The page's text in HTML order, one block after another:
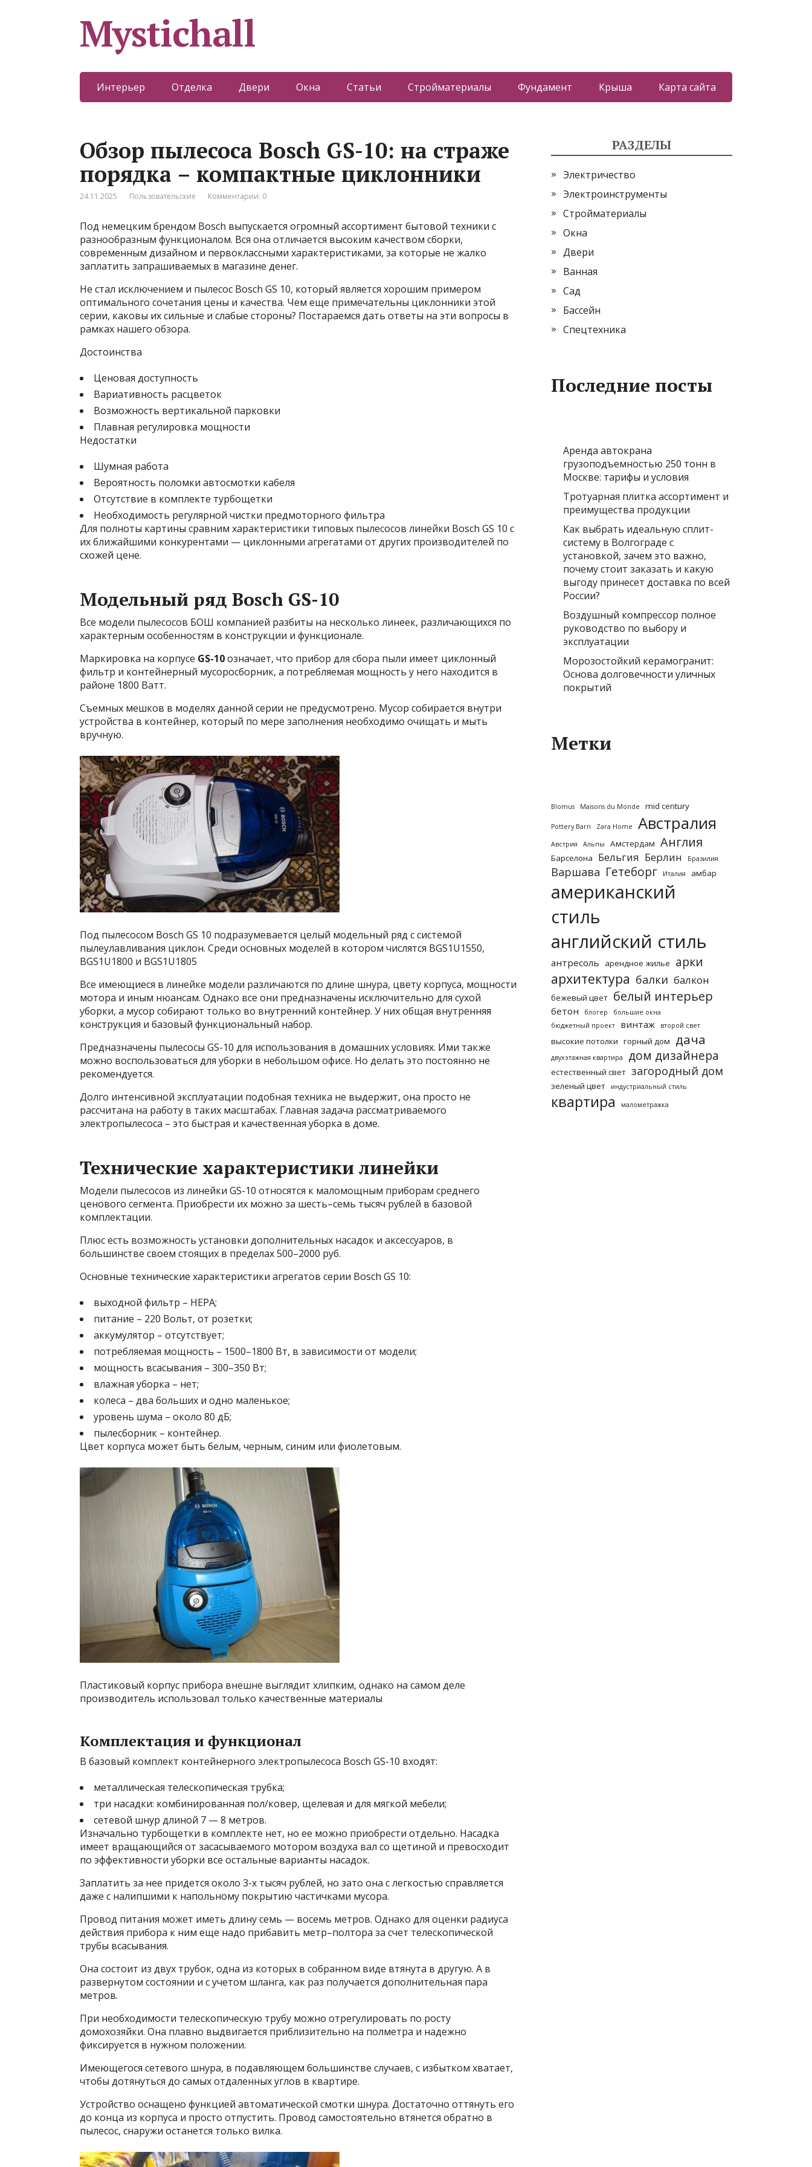
Mystichall
Интерьер Отделка Двери Окна Статьи Стройматериалы Фундамент Крыша Карта сайта
Обзор пылесоса Bosch GS-10: на страже
порядка – компактные циклонники
24.11.2025 Пользовательские Комментарии: 0
Под немецким брендом Bosch выпускается огромный ассортимент бытовой техники с
разнообразным функционалом. Вся она отличается высоким качеством сборки,
современным дизайном и первоклассными характеристиками, за которые не жалко
заплатить запрашиваемых в магазине денег.
Не стал исключением и пылесос Bosch GS 10, который является хорошим примером
оптимального сочетания цены и качества. Чем еще примечательны циклонники этой
серии, каковы их сильные и слабые стороны? Постараемся дать ответы на эти вопросы в
рамках нашего обзора.
Достоинства
Ценовая доступность
Вариативность расцветок
Возможность вертикальной парковки
Плавная регулировка мощности
Недостатки
Шумная работа
Вероятность поломки автосмотки кабеля
Отсутствие в комплекте турбощетки
Необходимость регулярной чистки предмоторного фильтра
Для полноты картины сравним характеристики типовых пылесосов линейки Bosch GS 10 с
их ближайшими конкурентами — циклонными агрегатами от других производителей по
схожей цене.
Модельный ряд Bosch GS-10
Все модели пылесосов БОШ компанией разбиты на несколько линеек, различающихся по
характерным особенностям в конструкции и функционале.
Маркировка на корпусе GS-10означает, что прибор для сбора пыли имеет циклонный
фильтр и контейнерный мусоросборник, а потребляемая мощность у него находится в
районе 1800 Ватт.
Съемных мешков в моделях данной серии не предусмотрено. Мусор собирается внутри
устройства в контейнер, который по мере заполнения необходимо очищать и мыть
вручную.
Под пылесосом Bosch GS 10 подразумевается целый модельный ряд с системой
пылеулавливания циклон. Среди основных моделей в котором числятся BGS1U1550,
BGS1U1800 и BGS1U1805
Все имеющиеся в линейке модели различаются по длине шнура, цвету корпуса, мощности
мотора и иным нюансам. Однако все они предназначены исключительно для сухой
уборки, а мусор собирают только во внутренний контейнер. У них общая внутренняя
конструкция и базовый функциональный набор.
Предназначены пылесосы GS-10 для использования в домашних условиях. Ими также
можно воспользоваться для уборки в небольшом офисе. Но делать это постоянно не
рекомендуется.
Долго интенсивной эксплуатации подобная техника не выдержит, она просто не
рассчитана на работу в таких масштабах. Главная задача рассматриваемого
электропылесоса – это быстрая и качественная уборка в доме.
Технические характеристики линейки
Модели пылесосов из линейки GS-10 относятся к маломощным приборам среднего
ценового сегмента. Приобрести их можно за шесть–семь тысяч рублей в базовой
комплектации.
Плюс есть возможность установки дополнительных насадок и аксессуаров, в
большинстве своем стоящих в пределах 500–2000 руб.
Основные технические характеристики агрегатов серии Bosch GS 10:
выходной фильтр – HEPA;
питание – 220 Вольт, от розетки;
аккумулятор – отсутствует;
потребляемая мощность – 1500–1800 Вт, в зависимости от модели;
мощность всасывания – 300–350 Вт;
влажная уборка – нет;
колеса – два больших и одно маленькое;
уровень шума – около 80 дБ;
пылесборник – контейнер.
Цвет корпуса может быть белым, черным, синим или фиолетовым.
Пластиковый корпус прибора внешне выглядит хлипким, однако на самом деле
производитель использовал только качественные материалы
Комплектация и функционал
В базовый комплект контейнерного электропылесоса Bosch GS-10 входят:
металлическая телескопическая трубка;
три насадки: комбинированная пол/ковер, щелевая и для мягкой мебели;
сетевой шнур длиной 7 — 8 метров.
Изначально турбощетки в комплекте нет, но ее можно приобрести отдельно. Насадка
имеет вращающийся от засасываемого мотором воздуха вал со щетиной и превосходит
по эффективности уборки все остальные варианты насадок.
Заплатить за нее придется около 3-х тысяч рублей, но зато она с легкостью справляется
даже с налипшими к напольному покрытию частичками мусора.
Провод питания может иметь длину семь — восемь метров. Однако для оценки радиуса
действия прибора к ним еще надо прибавить метр–полтора за счет телескопической
трубы всасывания.
Она состоит из двух трубок, одна из которых в собранном виде втянута в другую. А в
развернутом состоянии и с учетом шланга, как раз получается дополнительная пара
метров.
При необходимости телескопическую трубу можно отрегулировать по росту
домохозяйки. Она плавно выдвигается приблизительно на полметра и надежно
фиксируется в нужном положении.
Имеющегося сетевого шнура, в подавляющем большинстве случаев, с избытком хватает,
чтобы дотянуться до самых отдаленных углов в квартире.
Устройство оснащено функцией автоматической смотки шнура. Достаточно оттянуть его
до конца из корпуса и просто отпустить. Провод самостоятельно втянется обратно в
пылесос, снаружи останется только вилка.
РАЗДЕЛЫ
Электричество
Электроинструменты
Стройматериалы
Окна
Двери
Ванная
Сад
Бассейн
Спецтехника
Последние посты
Аренда автокрана
грузоподъемностью 250 тонн в
Москве: тарифы и условия
Тротуарная плитка ассортимент и
преимущества продукции
Как выбрать идеальную сплит-
систему в Волгограде с
установкой, зачем это важно,
почему стоит заказать и какую
выгоду принесет доставка по всей
России?
Воздушный компрессор полное
руководство по выбору и
эксплуатации
Морозостойкий керамогранит:
Основа долговечности уличных
покрытий
Метки
Blomus Maisons du Monde mid century
Pottery Barn Zara Home Австралия
Австрия Альпы Амстердам Англия
Барселона Бельгия Берлин Бразилия
Варшава Гетеборг Италия амбар
американский
стиль
английский стиль
антресоль арендное жилье арки
архитектура балки балкон
бежевый цвет белый интерьер
бетон блогер
большие окна
бюджетный проект
винтаж второй свет
высокие потолки горный дом дача
двухэтажная квартира дом дизайнера
естественный свет загородный дом
зеленый цвет индустриальный стиль
квартира малометражка